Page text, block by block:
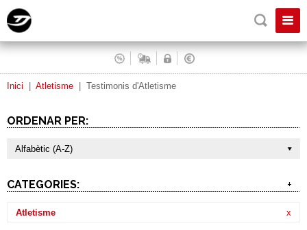
Inici Atletisme Testimonis d'Atletisme
ORDENAR PER:
Alfabètic (A-Z)
CATEGORIES: +
Atletisme x